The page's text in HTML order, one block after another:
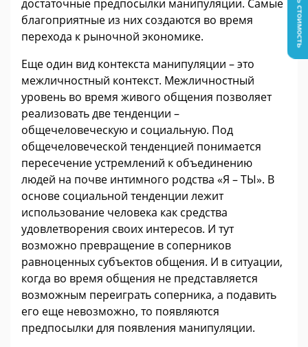
достаточные предпосылки манипуляции. Самые
благоприятные из них создаются во время
перехода к рыночной экономике.
Еще один вид контекста манипуляции – это
межличностный контекст. Межличностный
уровень во время живого общения позволяет
реализовать две тенденции –
общечеловеческую и социальную. Под
общечеловеческой тенденцией понимается
пересечение устремлений к объединению
людей на почве интимного родства «Я – ТЫ». В
основе социальной тенденции лежит
использование человека как средства
удовлетворения своих интересов. И тут
возможно превращение в соперников
равноценных субъектов общения. И в ситуации,
когда во время общения не представляется
возможным переиграть соперника, а подавить
его еще невозможно, то появляются
предпосылки для появления манипуляции.